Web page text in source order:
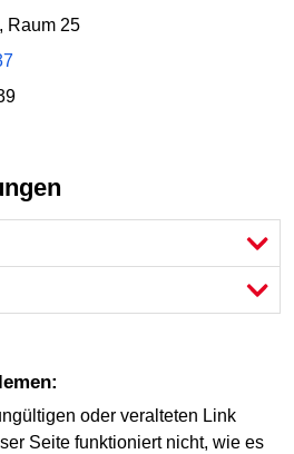
Raum 25
oder veralteten Link
Seite funktioniert nicht, wie es